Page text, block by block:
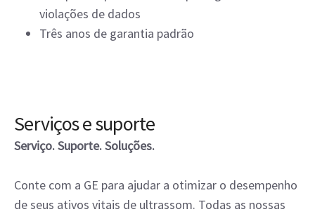
violações de dados
Três anos de garantia padrão
Serviços e suporte
Serviço. Suporte. Soluções.
Conte com a GE para ajudar a otimizar o desempenho
de seus ativos vitais de ultrassom. Todas as nossas